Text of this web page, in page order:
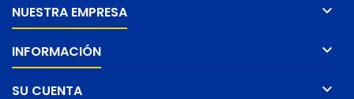
NUESTRA EMPRESA 
INFORMACIÓN 
SU CUENTA 